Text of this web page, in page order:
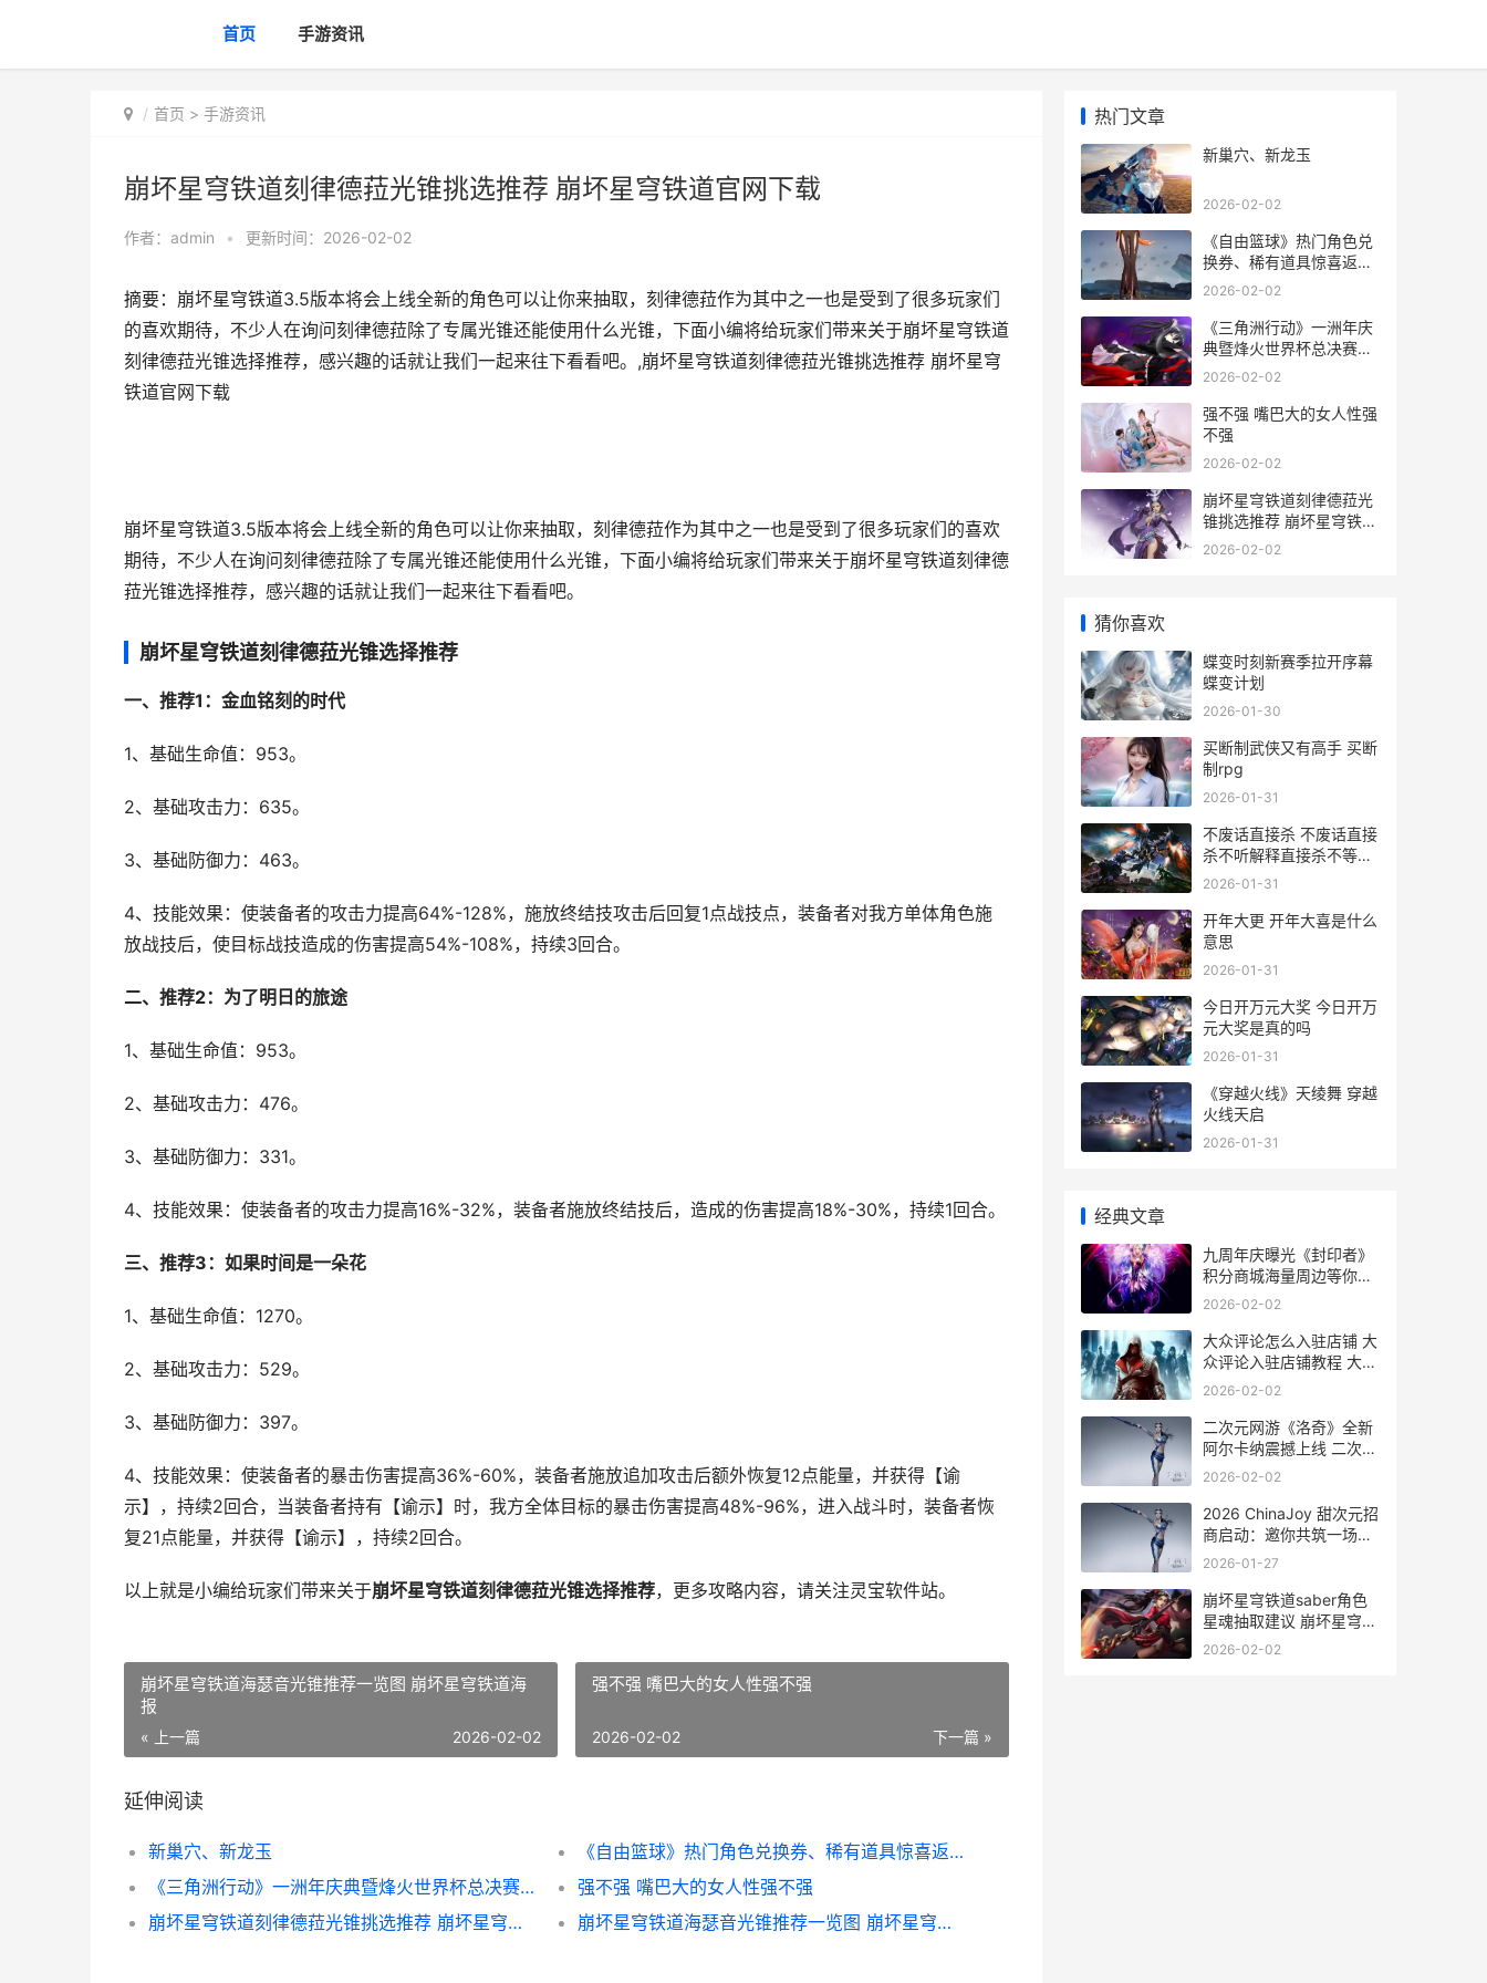
首页 手游资讯
首页 > 手游资讯
崩坏星穹铁道刻律德菈光锥挑选推荐 崩坏星穹铁道官网下载
作者： admin • 更新时间：2026-02-02
摘要：崩坏星穹铁道3.5版本将会上线全新的角色可以让你来抽取，刻律德菈作为其中之一也是受到了很多玩家们
的喜欢期待，不少人在询问刻律德菈除了专属光锥还能使用什么光锥，下面小编将给玩家们带来关于崩坏星穹铁道
刻律德菈光锥选择推荐，感兴趣的话就让我们一起来往下看看吧。,崩坏星穹铁道刻律德菈光锥挑选推荐 崩坏星穹
铁道官网下载
崩坏星穹铁道3.5版本将会上线全新的角色可以让你来抽取，刻律德菈作为其中之一也是受到了很多玩家们的喜欢
期待，不少人在询问刻律德菈除了专属光锥还能使用什么光锥，下面小编将给玩家们带来关于崩坏星穹铁道刻律德
菈光锥选择推荐，感兴趣的话就让我们一起来往下看看吧。
崩坏星穹铁道刻律德菈光锥选择推荐
一、推荐1：金血铭刻的时代
1、基础生命值：953。
2、基础攻击力：635。
3、基础防御力：463。
4、技能效果：使装备者的攻击力提高64%-128%，施放终结技攻击后回复1点战技点，装备者对我方单体角色施
放战技后，使目标战技造成的伤害提高54%-108%，持续3回合。
二、推荐2：为了明日的旅途
1、基础生命值：953。
2、基础攻击力：476。
3、基础防御力：331。
4、技能效果：使装备者的攻击力提高16%-32%，装备者施放终结技后，造成的伤害提高18%-30%，持续1回合。
三、推荐3：如果时间是一朵花
1、基础生命值：1270。
2、基础攻击力：529。
3、基础防御力：397。
4、技能效果：使装备者的暴击伤害提高36%-60%，装备者施放追加攻击后额外恢复12点能量，并获得【谕
示】，持续2回合，当装备者持有【谕示】时，我方全体目标的暴击伤害提高48%-96%，进入战斗时，装备者恢
复21点能量，并获得【谕示】，持续2回合。
以上就是小编给玩家们带来关于崩坏星穹铁道刻律德菈光锥选择推荐，更多攻略内容，请关注灵宝软件站。
崩坏星穹铁道海瑟音光锥推荐一览图 崩坏星穹铁道海
报
« 上一篇 2026-02-02
强不强 嘴巴大的女人性强不强
下一篇 »
2026-02-02
延伸阅读
新巢穴、新龙玉
《自由篮球》热门角色兑换券、稀有道具惊喜返场 自由篮球视频
《三角洲行动》一洲年庆典暨烽火世界杯总决赛9月21日正式开幕 《三角洲行动》官网
强不强 嘴巴大的女人性强不强
崩坏星穹铁道刻律德菈光锥挑选推荐 崩坏星穹铁道官网下载
崩坏星穹铁道海瑟音光锥推荐一览图 崩坏星穹铁道海报
热门文章
新巢穴、新龙玉
2026-02-02
《自由篮球》热门角色兑
换券、稀有道具惊喜返场
自由篮球视频
2026-02-02
《三角洲行动》一洲年庆
典暨烽火世界杯总决赛9
月21日正式开幕 《三角洲
2026-02-02
强不强 嘴巴大的女人性强
不强
2026-02-02
崩坏星穹铁道刻律德菈光
锥挑选推荐 崩坏星穹铁道
官网下载
2026-02-02
猜你喜欢
蝶变时刻新赛季拉开序幕
蝶变计划
2026-01-30
买断制武侠又有高手 买断
制rpg
2026-01-31
不废话直接杀 不废话直接
杀不听解释直接杀不等说
话直接杀
2026-01-31
开年大更 开年大喜是什么
意思
2026-01-31
今日开万元大奖 今日开万
元大奖是真的吗
2026-01-31
《穿越火线》天绫舞 穿越
火线天启
2026-01-31
经典文章
九周年庆曝光《封印者》
积分商城海量周边等你赢
9周年庆
2026-02-02
大众评论怎么入驻店铺 大
众评论入驻店铺教程 大众
评论是什么意思
2026-02-02
二次元网游《洛奇》全新
阿尔卡纳震撼上线 二次元
game
2026-02-02
2026 ChinaJoy 甜次元招
商启动：邀你共筑一场甜
美的梦
2026-01-27
崩坏星穹铁道saber角色
星魂抽取建议 崩坏星穹铁
道Saber毕业面板
2026-02-02